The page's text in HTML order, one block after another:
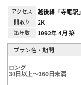
アクセス 越後線「寺尾駅」
間取り 2K
築年数 1992年 4月 築
プラン名・期間
ロング
30日以上～360日未満